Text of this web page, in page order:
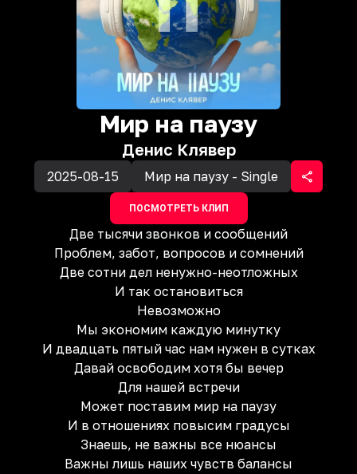
Мир на паузу
Денис Клявер
2025-08-15 Мир на паузу - Single
ПОСМОТРЕТЬ КЛИП
Две тысячи звонков и сообщений
Проблем, забот, вопросов и сомнений
Две сотни дел ненужно-неотложных
И так остановиться
Невозможно
Мы экономим каждую минутку
И двадцать пятый час нам нужен в сутках
Давай освободим хотя бы вечер
Для нашей встречи
Может поставим мир на паузу
И в отношениях повысим градусы
Знаешь, не важны все нюансы
Важны лишь наших чувств балансы